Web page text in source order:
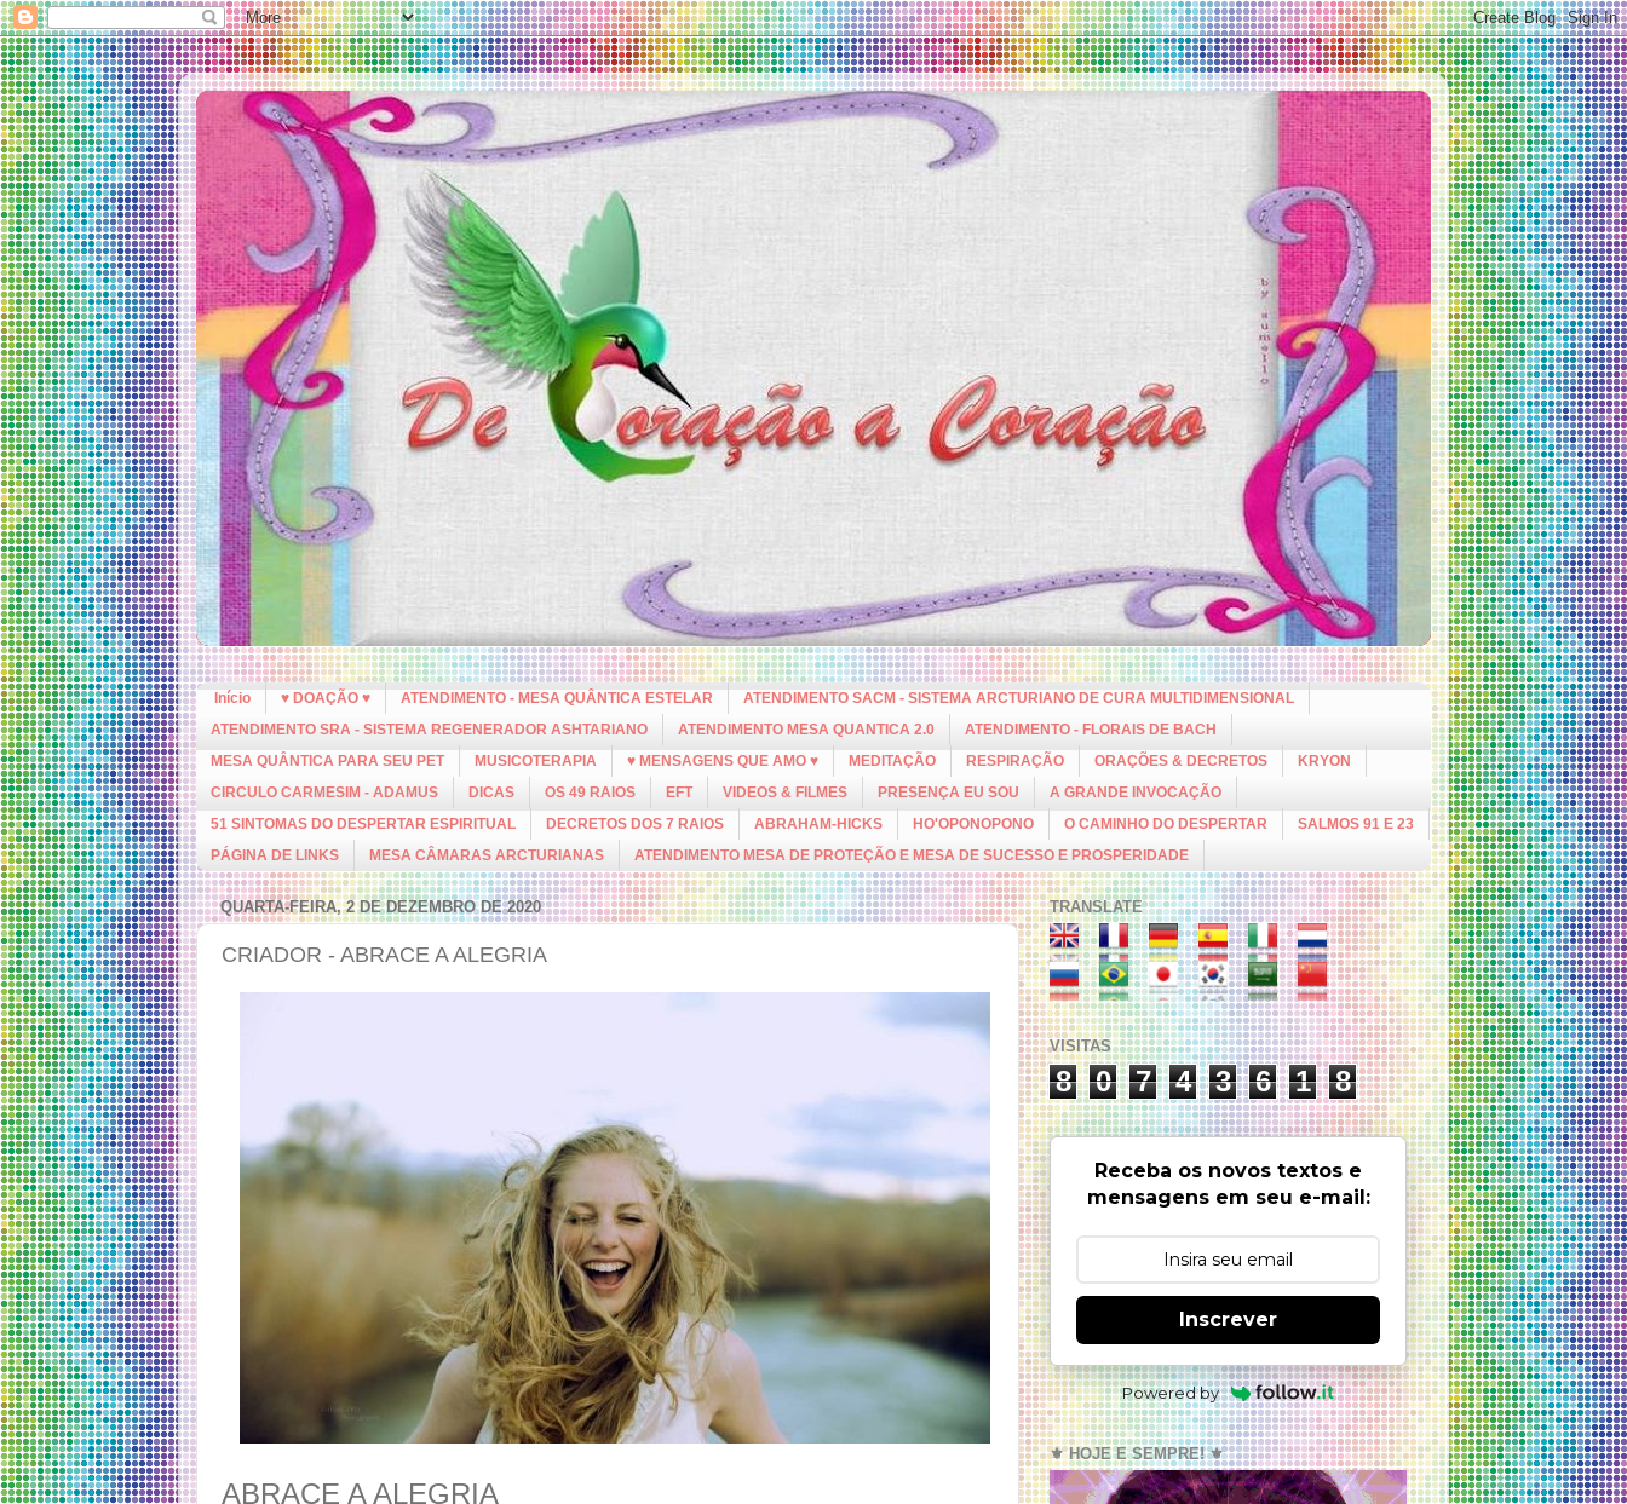
Início ♥ DOAÇÃO ♥ ATENDIMENTO - MESA QUÂNTICA ESTELAR
ATENDIMENTO SACM - SISTEMA ARCTURIANO DE CURA MULTIDIMENSIONAL
ATENDIMENTO SRA - SISTEMA REGENERADOR ASHTARIANO
ATENDIMENTO MESA QUANTICA 2.0
ATENDIMENTO - FLORAIS DE BACH
MESA QUÂNTICA PARA SEU PET
MUSICOTERAPIA ♥ MENSAGENS QUE AMO ♥ MEDITAÇÃO RESPIRAÇÃO ORAÇÕES & DECRETOS
KRYON
CIRCULO CARMESIM - ADAMUS
DICAS OS 49 RAIOS EFT VIDEOS & FILMES PRESENÇA EU SOU
A GRANDE INVOCAÇÃO
51 SINTOMAS DO DESPERTAR ESPIRITUAL
DECRETOS DOS 7 RAIOS ABRAHAM-HICKS HO'OPONOPONO O CAMINHO DO DESPERTAR
SALMOS 91 E 23
PÁGINA DE LINKS
MESA CÂMARAS ARCTURIANAS ATENDIMENTO MESA DE PROTEÇÃO E MESA DE SUCESSO E PROSPERIDADE
QUARTA-FEIRA, 2 DE DEZEMBRO DE 2020
CRIADOR - ABRACE A ALEGRIA
ABRACE A ALEGRIA
TRANSLATE
VISITAS
8 0 7 4 3 6 1 8
Receba os novos textos e
mensagens em seu e-mail:
Inscrever
Powered by
⚜️ HOJE E SEMPRE! ⚜️